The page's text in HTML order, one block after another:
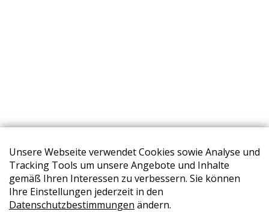
Unsere Webseite verwendet Cookies sowie Analyse und
Tracking Tools um unsere Angebote und Inhalte
gemäß Ihren Interessen zu verbessern. Sie können
Ihre Einstellungen jederzeit in den
Datenschutzbestimmungen ändern.
STORES